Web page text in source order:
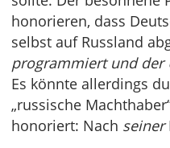
honorieren, dass
selbst auf Russland
programmiert und der
Es könnte allerdings
„russische
honoriert: Nach seiner